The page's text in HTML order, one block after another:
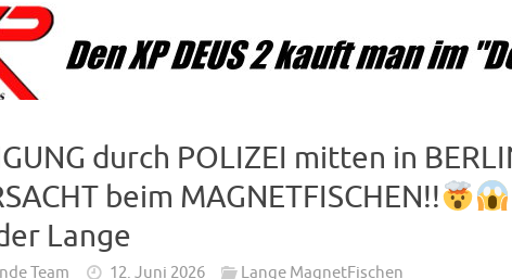
durch POLIZEI mitten in
beim MAGNETFISCHEN!!
Lange
Team 12. Juni 2026 Lange MagnetFischen